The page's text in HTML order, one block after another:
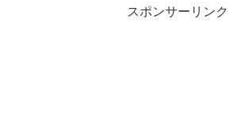
スポンサーリンク